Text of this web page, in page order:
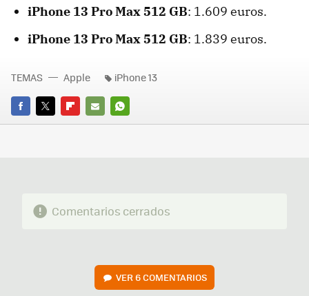
iPhone 13 Pro Max 512 GB: 1.609 euros.
iPhone 13 Pro Max 512 GB: 1.839 euros.
FACEBOOK
TWITTERFLIPBOARD
E-
WHATSAPP
TEMAS Apple iPhone 13
Comentarios cerrados
VER6 COMENTARIOS